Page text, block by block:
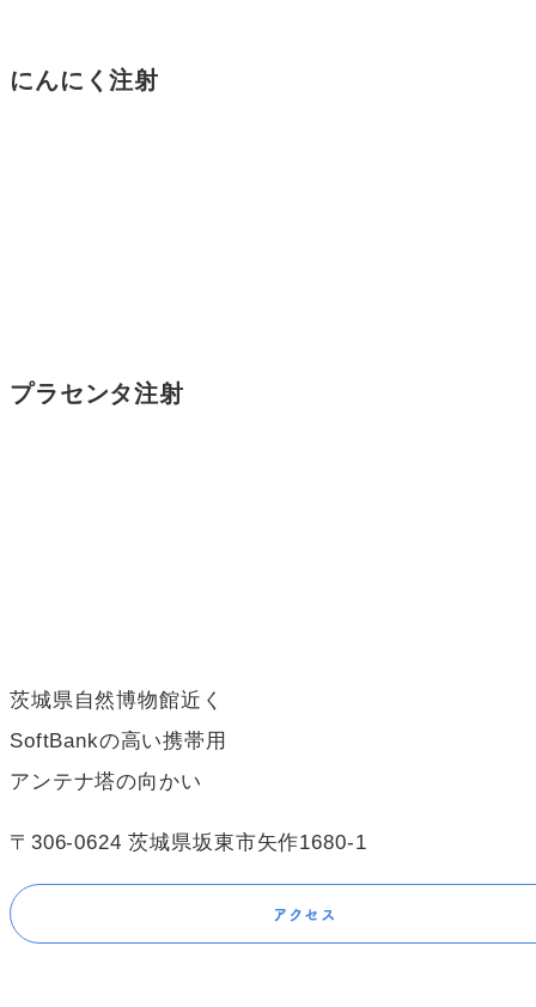
にんにく注射
プラセンタ注射
茨城県自然博物館近く
SoftBankの高い携帯用
アンテナ塔の向かい
〒306-0624 茨城県坂東市矢作1680-1
アクセス